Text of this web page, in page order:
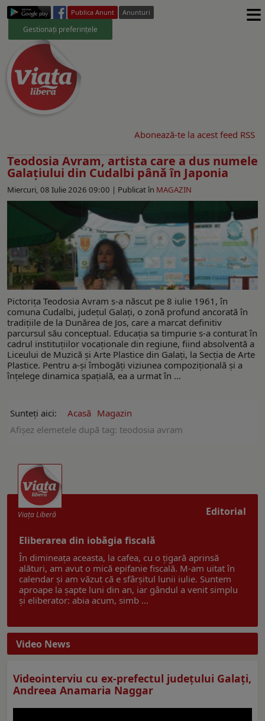
Publica Anunt Anunturi
Gestionați preferințele ≡
Abonează-te la acest feed RSS
Teodosia Avram, artista care a dus numele
Galațiului din Cudalbi până în Japonia
Miercuri, 08 Iulie 2026 09:00 | Publicat în MAGAZIN
Pictorița Teodosia Avram s-a născut pe 8 iulie 1961, în
comuna Cudalbi, județul Galați, o zonă profund ancorată în
tradițiile de la Dunărea de Jos, care a marcat definitiv
parcursul său conceptual. Educația sa timpurie s-a conturat în
cadrul instituțiilor vocaționale din regiune, fiind absolventă a
Liceului de Muzică și Arte Plastice din Galați, la Secția de Arte
Plastice. Pentru a-și îmbogăți viziunea compozițională și a
înțelege dinamica spațială, ea a urmat în ...
Sunteți aici: Acasă Magazin
Afişez elemetele după tag: teodosia avram
Editorial
Viaţa Liberă
Eliberarea din iobăgia fiscală
În dimineața aceasta, la cafea, cu o țigară aprinsă
alături, am avut o mică epifanie fiscală. M-am uitat în
calendar și am văzut că e sfârșitul lunii iulie. Suntem
aproape la șapte luni din an, iar gândul a venit simplu
și eliberator: abia acum, simb ...
Video News
Videointerviu cu ex-prefectul judeţului Galaţi,
Andreea Anamaria Naggar